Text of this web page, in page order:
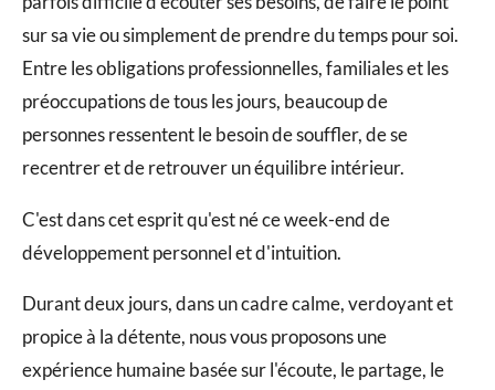
sur sa vie ou simplement de prendre du temps pour soi.
Entre les obligations professionnelles, familiales et les
préoccupations de tous les jours, beaucoup de
personnes ressentent le besoin de souffler, de se
recentrer et de retrouver un équilibre intérieur.
C'est dans cet esprit qu'est né ce week-end de
développement personnel et d'intuition.
Durant deux jours, dans un cadre calme, verdoyant et
propice à la détente, nous vous proposons une
expérience humaine basée sur l'écoute, le partage, le